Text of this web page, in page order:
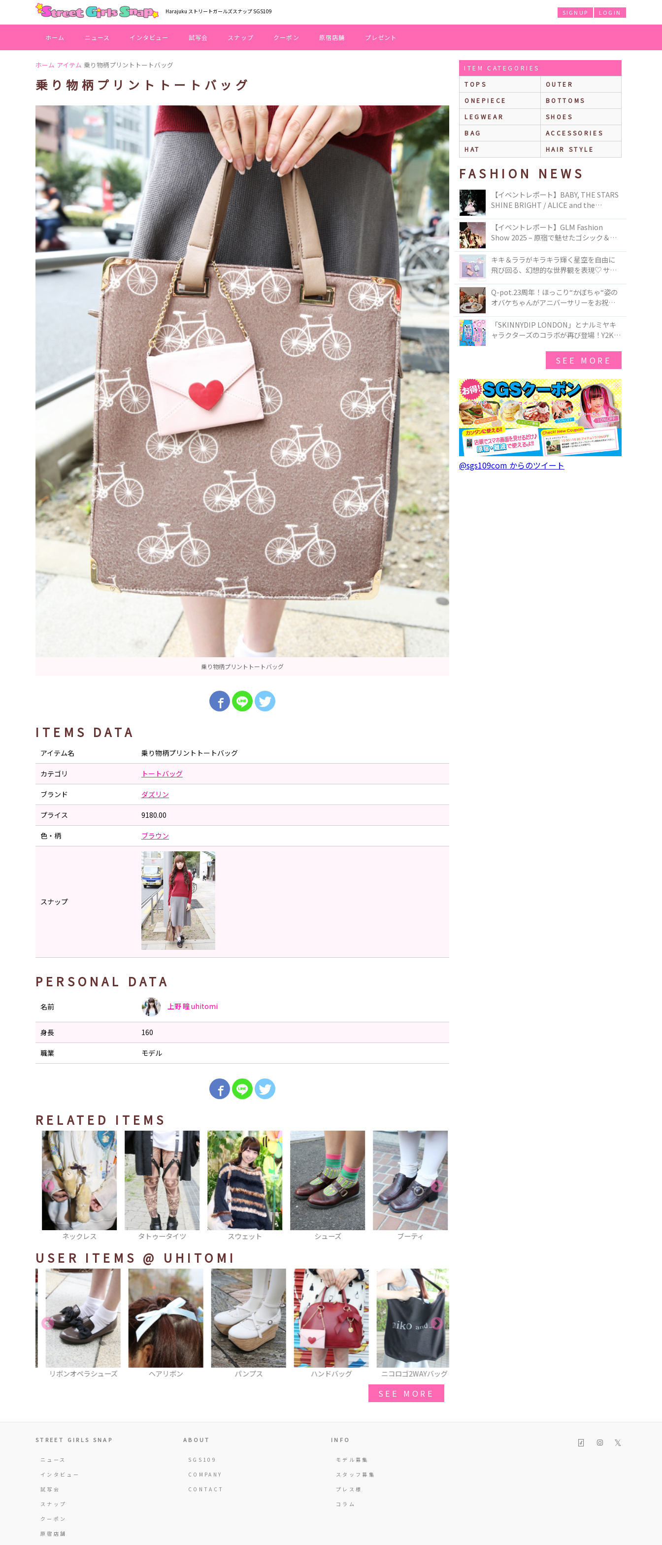
Harajuku ストリートガールズスナップ SGS109 LOGIN
SIGNUP
ホーム ニュース インタビュー 試写会 スナップ クーポン 原宿店舗 プレゼント
ホーム アイテム 乗り物柄プリントトートバッグ
乗り物柄プリントトートバッグ
乗り物柄プリントトートバッグ
ITEMS DATA
アイテム名 乗り物柄プリントトートバッグ
カテゴリ トートバッグ
ブランド ダズリン
プライス 9180.00
色・柄 ブラウン
スナップ
PERSONAL DATA
名前 上野 瞳uhitomi
身長 160
職業 モデル
RELATED ITEMS
ネックレス タトゥータイツ スウェット シューズ ブーティ
USER ITEMS @ UHITOMI
リボンオペラシューズ ヘアリボン パンプス ハンドバッグ ニコロゴ2WAYバッグ
SEE MORE
ITEM CATEGORIES
TOPS
OUTER
ONEPIECE
BOTTOMS
LEGWEAR
SHOES
BAG
ACCESSORIES
HAT
HAIR STYLE
FASHION NEWS
【イベントレポート】BABY, THE STARS
SHINE BRIGHT / ALICE and the
TOKYO
【イベントレポート】GLM Fashion
Show 2025 – 原宿で魅せたゴシック＆ロ
キキ＆ララがキラキラ輝く星空を自由に
飛び回る、幻想的な世界観を表現♡ サマ
50周年アニバーサリーイヤー』を記念し
たコレクションが登場
Q-pot.23周年！ほっこり“かぼちゃ“姿の
オバケちゃんがアニバーサリーをお祝い
ー」が新発売！Q-pot CAFE.では「かぼち
ゃのオバケーキプレート」も登場
「SKINNYDIP LONDON」とナルミヤキ
ャラクターズのコラボが再び登場！Y2Kム
SEE MORE
@sgs109com からのツイート
STREET GIRLS SNAP
ニュース
インタビュー
試写会
スナップ
クーポン
原宿店舗
ABOUT
SGS109
COMPANY
CONTACT
INFO
モデル募集
スタッフ募集
プレス様
コラム
𝕏